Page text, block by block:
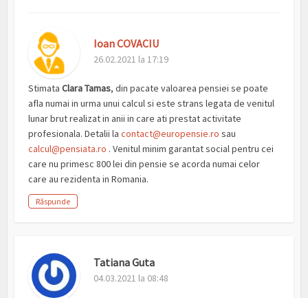
Ioan COVACIU
26.02.2021 la 17:19
StimataClara Tamas, din pacate valoarea pensiei se poate
afla numai in urma unui calcul si este strans legata de venitul
lunar brut realizat in anii in care ati prestat activitate
profesionala. Detalii lacontact@europensie.ro sau
calcul@pensiata.ro . Venitul minim garantat social pentru cei
care nu primesc 800 lei din pensie se acorda numai celor
care au rezidenta in Romania.
Răspunde
Tatiana Guta
04.03.2021 la 08:48